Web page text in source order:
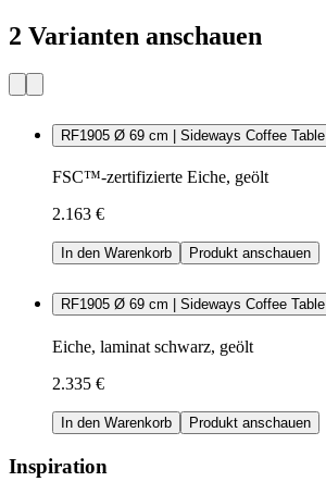
2 Varianten anschauen
RF1905 Ø 69 cm | Sideways Coffee Table
FSC™-zertifizierte Eiche, geölt
2.163 €
In den Warenkorb Produkt anschauen
RF1905 Ø 69 cm | Sideways Coffee Table
Eiche, laminat schwarz, geölt
2.335 €
In den Warenkorb Produkt anschauen
Inspiration